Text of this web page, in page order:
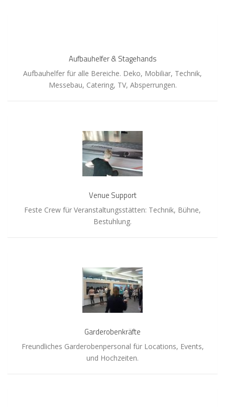
Aufbauhelfer & Stagehands
Aufbauhelfer für alle Bereiche. Deko, Mobiliar, Technik,
Messebau, Catering, TV, Absperrungen.
Venue Support
Feste Crew für Veranstaltungsstätten: Technik, Bühne,
Bestuhlung.
Garderobenkräfte
Freundliches Garderobenpersonal für Locations, Events,
und Hochzeiten.